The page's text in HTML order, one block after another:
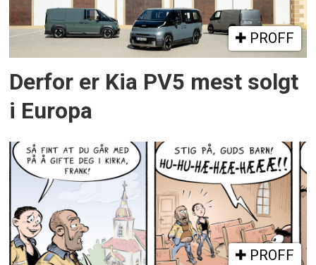
PROFF
Derfor er Kia PV5 mest solgt
i Europa
PROFF